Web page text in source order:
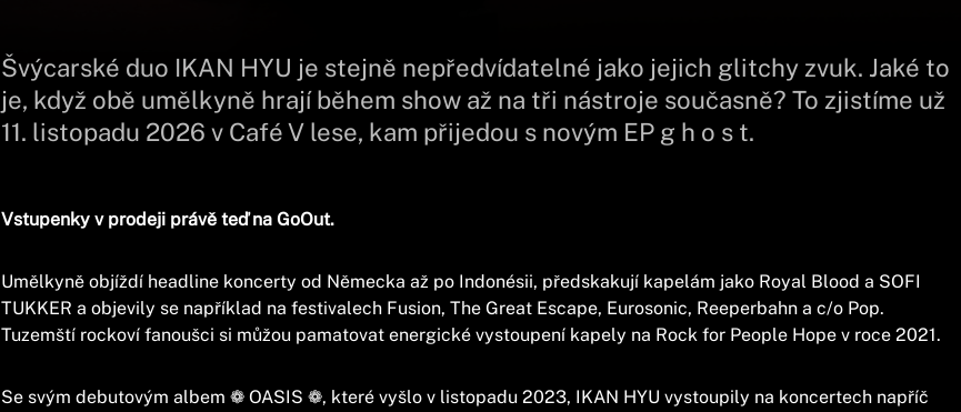
Švýcarské duo IKAN HYU je stejně nepředvídatelné jako jejich glitchy zvuk. Jaké to
je, když obě umělkyně hrají během show až na tři nástroje současně? To zjistíme už
11. listopadu 2026 v Café V lese, kam přijedou s novým EP g h o s t.
Vstupenky v prodeji právě teď na GoOut.
Umělkyně objíždí headline koncerty od Německa až po Indonésii, předskakují kapelám jako Royal Blood a SOFI
TUKKER a objevily se například na festivalech Fusion, The Great Escape, Eurosonic, Reeperbahn a c/o Pop.
Tuzemští rockoví fanoušci si můžou pamatovat energické vystoupení kapely na Rock for People Hope v roce 2021.
Se svým debutovým albem ❁ OASIS ❁, které vyšlo v listopadu 2023, IKAN HYU vystoupily na koncertech napříč